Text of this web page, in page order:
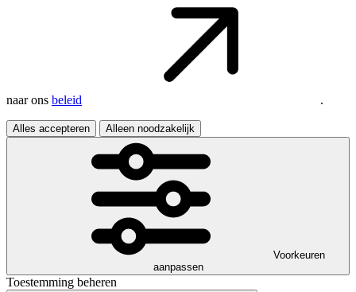
naar ons beleid .
Alles accepteren Alleen noodzakelijk
Voorkeuren
aanpassen
Toestemming beheren